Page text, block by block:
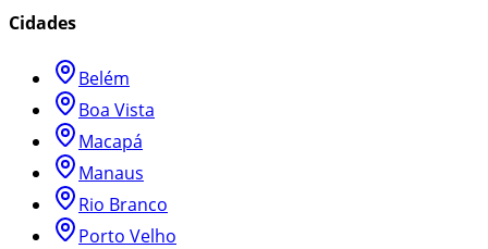
Cidades
Belém
Boa Vista
Macapá
Manaus
Rio Branco
Porto Velho